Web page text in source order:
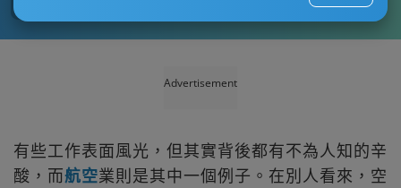
Advertisement
有些工作表面風光，但其實背後都有不為人知的辛
酸，而航空業則是其中一個例子。在別人看來，空